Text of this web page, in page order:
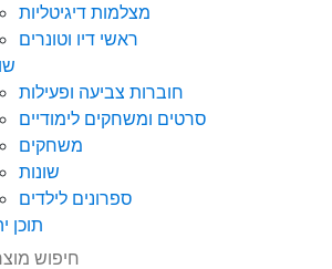
מצלמות דיגיטליות
ראשי דיו וטונרים
חוברות צביעה ופעילות
סרטים ומשחקים לימודיים
משחקים
שונות
ספרונים לילדים
תוכן